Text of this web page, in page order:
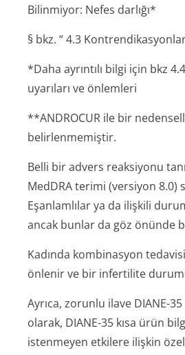
Bilinmiyor: Nefes darlığı*
§ bkz. “ 4.3
*Daha ayrıntılı bilgi için bkz
uyarıları ve önlemleri
**ANDROCUR ile bir
belirlenmemiştir.
Belli bir advers reaksiyonu
MedDRA terimi (versiyon 8.0)
Eşanlamlılar ya da ilişkili
ancak bunlar da göz önünde
Kadında kombinasyon
önlenir ve bir infertilite
Ayrıca, zorunlu ilave DIANE-
olarak, DIANE-35 kısa ürün
istenmeyen etkilere ilişkin